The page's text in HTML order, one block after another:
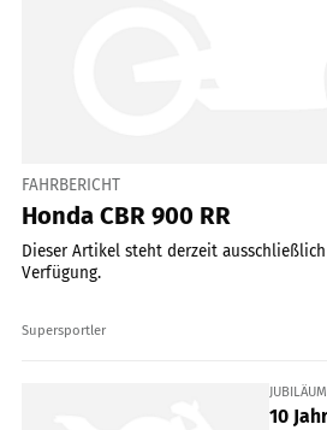
FAHRBERICHT
Honda CBR 900 RR
Dieser Artikel steht derzeit
Verfügung.
Supersportler
10